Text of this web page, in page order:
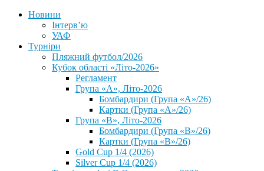
Новини
Інтерв’ю
УАФ
Турніри
Пляжний футбол/2026
Кубок області «Літо-2026»
Регламент
Група «А», Літо-2026
Бомбардири (Група «А»/26)
Картки (Група «А»/26)
Група «В», Літо-2026
Бомбардири (Група «В»/26)
Картки (Група «В»/26)
Gold Cup 1/4 (2026)
Silver Cup 1/4 (2026)